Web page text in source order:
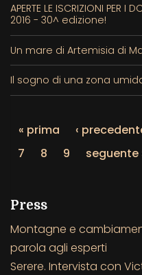
APERTE LE ISCRIZIONI PER I
2016 - 30^ edizione!
Un mare di Artemisia di
Il sogno di una zona
« prima ‹
7
8 9 seguente
Press
Montagne e
parola agli esperti
Serere. Intervista con